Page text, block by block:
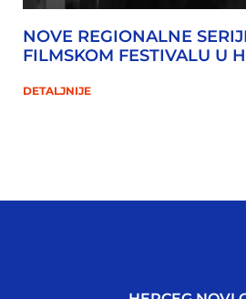
NOVE REGIONALNE
FILMSKOM FESTIVALU U
DETALJNIJE